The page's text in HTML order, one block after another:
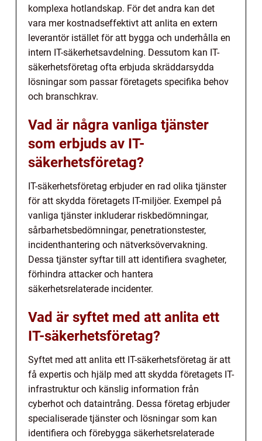
komplexa hotlandskap. För det andra kan det
vara mer kostnadseffektivt att anlita en extern
leverantör istället för att bygga och underhålla en
intern IT-säkerhetsavdelning. Dessutom kan IT-
säkerhetsföretag ofta erbjuda skräddarsydda
lösningar som passar företagets specifika behov
och branschkrav.
Vad är några vanliga tjänster
som erbjuds av IT-
säkerhetsföretag?
IT-säkerhetsföretag erbjuder en rad olika tjänster
för att skydda företagets IT-miljöer. Exempel på
vanliga tjänster inkluderar riskbedömningar,
sårbarhetsbedömningar, penetrationstester,
incidenthantering och nätverksövervakning.
Dessa tjänster syftar till att identifiera svagheter,
förhindra attacker och hantera
säkerhetsrelaterade incidenter.
Vad är syftet med att anlita ett
IT-säkerhetsföretag?
Syftet med att anlita ett IT-säkerhetsföretag är att
få expertis och hjälp med att skydda företagets IT-
infrastruktur och känslig information från
cyberhot och dataintrång. Dessa företag erbjuder
specialiserade tjänster och lösningar som kan
identifiera och förebygga säkerhetsrelaterade